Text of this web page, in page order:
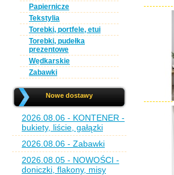
Papiernicze
Tekstylia
Torebki, portfele, etui
Torebki, pudełka
prezentowe
Wędkarskie
Zabawki
Nowe dostawy
2026.08.06 - KONTENER -
bukiety, liście, gałązki
2026.08.06 - Zabawki
2026.08.05 - NOWOŚCI -
doniczki, flakony, misy